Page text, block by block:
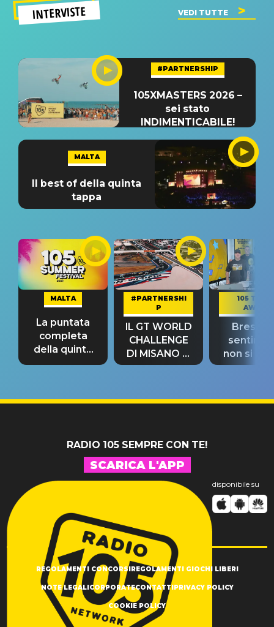
INTERVISTE VEDI TUTTE
#PARTNERSHIP
105XMASTERS 2026 –
sei stato
INDIMENTICABILE!
MALTA
Il best of della quinta
tappa
MALTA
La puntata
completa
della quinta
tappa
#PARTNERSHI
P
IL GT WORLD
CHALLENGE
DI MISANO si
riconferma
105 TAKE
AWAY
Bresh:
non si
fino alla
RADIO 105 SEMPRE CON TE!
SCARICA L'APP
disponibile su
REGOLAMENTI CONCORSIREGOLAMENTI GIOCHI LIBERI
NOTE LEGALICORPORATECONTATTIPRIVACY POLICY
COOKIE POLICY